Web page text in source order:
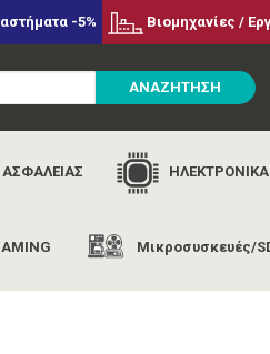
-5% Βιομηχανίες /
ΑΝΑΖΗΤΗΣΗ
ΗΛΕΚΤΡΟΝΙΚΑ
Μικροσυσκευές/
persona 5 tactica ps5